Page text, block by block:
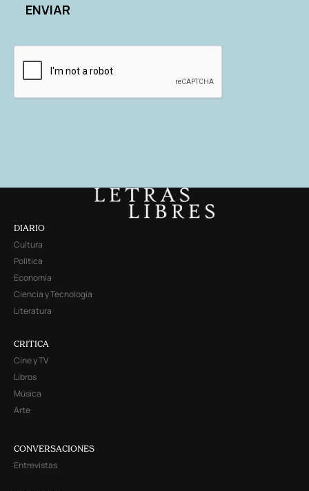
DIARIO
Cultura
Política
Economía
Ciencia y Tecnología
Literatura
CRITICA
Cine y TV
Libros
Música
Arte
CONVERSACIONES
Entrevistas